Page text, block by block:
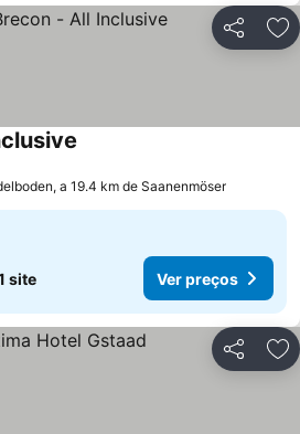
Partilhar
a 19.4 km de Saanenmöser
site Ver preços
Partilhar